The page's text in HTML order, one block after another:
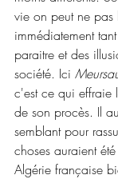
vie on peut ne pas
immédiatement
paraitre et des
société. Ici
c'est ce qui effraie
de son procès. Il
semblant pour
choses auraient
Algérie française